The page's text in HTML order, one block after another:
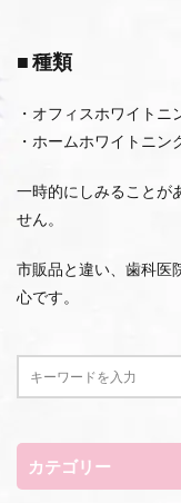
■ 種類
・オフィスホワイトニ
・ホームホワイトニン
一時的にしみることが
せん。
市販品と違い、歯科医
心です。
カテゴリー